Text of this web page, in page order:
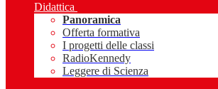
Didattica
Panoramica
Offerta formativa
I progetti delle classi
RadioKennedy
Leggere di Scienza